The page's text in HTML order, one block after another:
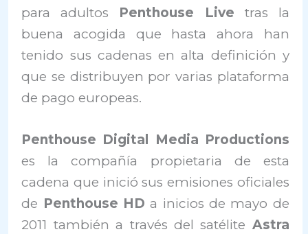
para adultos Penthouse Live tras la
buena acogida que hasta ahora han
tenido sus cadenas en alta definición y
que se distribuyen por varias plataforma
de pago europeas.
Penthouse Digital Media Productions
es la compañía propietaria de esta
cadena que inició sus emisiones oficiales
de Penthouse HDa inicios de mayo de
2011 también a través del satélite Astra